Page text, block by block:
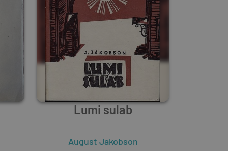
Lumi sulab
August Jakobson